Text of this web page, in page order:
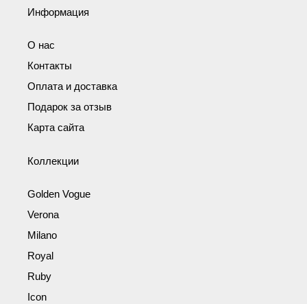
Информация
О нас
Контакты
Оплата и доставка
Подарок за отзыв
Карта сайта
Коллекции
Golden Vogue
Verona
Milano
Royal
Ruby
Icon